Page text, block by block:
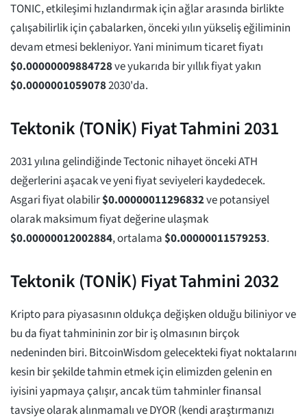
TONIC, etkileşimi hızlandırmak için ağlar arasında birlikte
çalışabilirlik için çabalarken, önceki yılın yükseliş eğiliminin
devam etmesi bekleniyor. Yani minimum ticaret fiyatı
$0.00000009884728ve yukarıda bir yıllık fiyat yakın
$0.00000010590782030'da.
Tektonik (TONİK) Fiyat Tahmini 2031
2031 yılına gelindiğinde Tectonic nihayet önceki ATH
değerlerini aşacak ve yeni fiyat seviyeleri kaydedecek.
Asgari fiyat olabilir$0.00000011296832ve potansiyel
olarak maksimum fiyat değerine ulaşmak
$0.00000012002884, ortalama$0.00000011579253.
Tektonik (TONİK) Fiyat Tahmini 2032
Kripto para piyasasının oldukça değişken olduğu biliniyor ve
bu da fiyat tahmininin zor bir iş olmasının birçok
nedeninden biri. BitcoinWisdom gelecekteki fiyat noktalarını
kesin bir şekilde tahmin etmek için elimizden gelenin en
iyisini yapmaya çalışır, ancak tüm tahminler finansal
tavsiye olarak alınmamalı ve DYOR (kendi araştırmanızı